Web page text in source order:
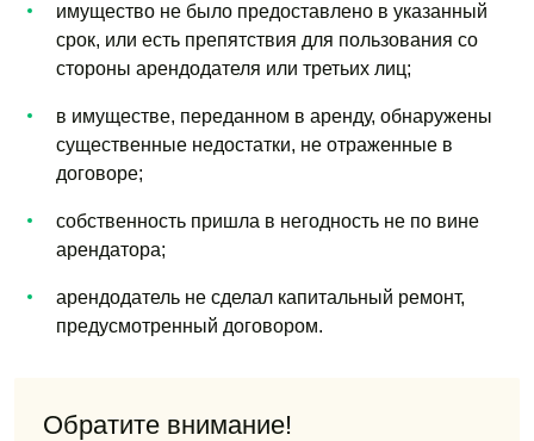
имущество не было предоставлено в указанный
срок, или есть препятствия для пользования со
стороны арендодателя или третьих лиц;
в имуществе, переданном в аренду, обнаружены
существенные недостатки, не отраженные в
договоре;
собственность пришла в негодность не по вине
арендатора;
арендодатель не сделал капитальный ремонт,
предусмотренный договором.
Обратите внимание!